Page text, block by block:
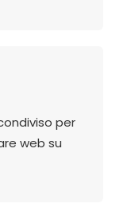
per
web su